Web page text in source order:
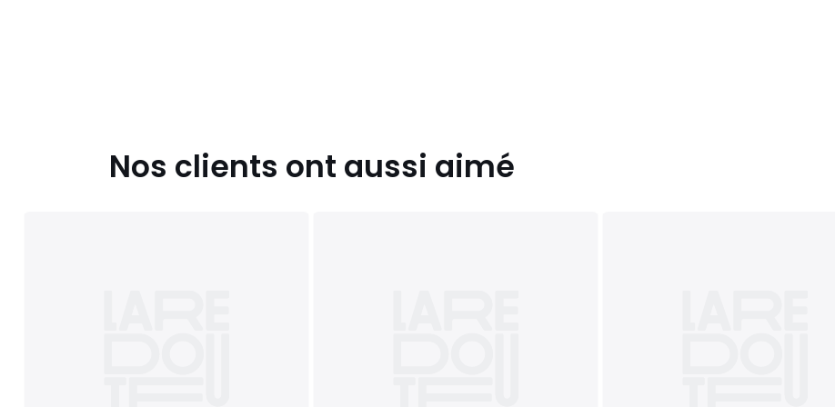
Nos clients ont aussi aimé